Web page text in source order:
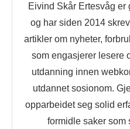
Eivind Skår Ertesvåg
og har siden 2014
artikler om nyheter,
som engasjerer lesere
utdanning innen
utdannet sosionom.
opparbeidet seg solid
formidle saker som